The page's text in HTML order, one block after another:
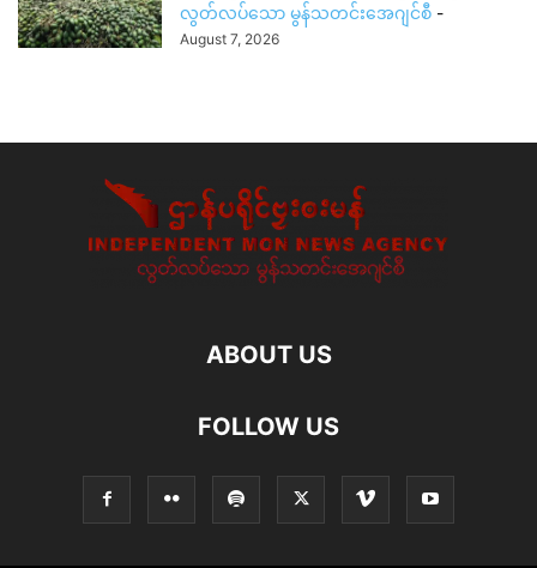
လွတ်လပ်သော မွန်သတင်းအေဂျင်စီ -
August 7, 2026
ABOUT US
FOLLOW US